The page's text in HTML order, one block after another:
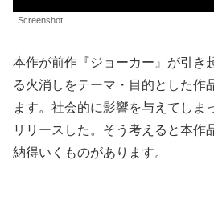
Screenshot
本作が前作『ジョーカー』が引き
る火消しをテーマ・目的とした作
ます。社会的に影響を与えてしま
リリースした。そう考えると本作
納得いくものがあります。